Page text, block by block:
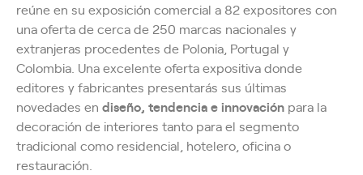
reúne en su exposición comercial a 82 expositores con
una oferta de cerca de 250 marcas nacionales y
extranjeras procedentes de Polonia, Portugal y
Colombia. Una excelente oferta expositiva donde
editores y fabricantes presentarás sus últimas
novedades en diseño, tendencia e innovación para la
decoración de interiores tanto para el segmento
tradicional como residencial, hotelero, oficina o
restauración.